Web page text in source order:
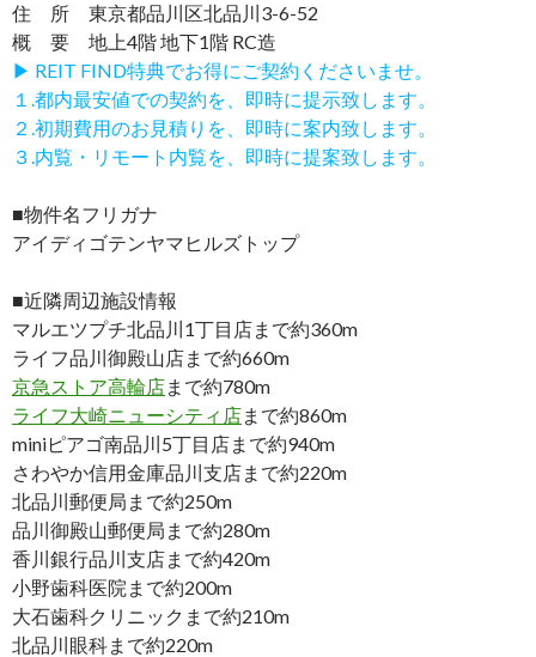
住 所 東京都品川区北品川3-6-52
概 要 地上4階 地下1階 RC造
▶ REIT FIND特典でお得にご契約くださいませ。
１.都内最安値での契約を、即時に提示致します。
２.初期費用のお見積りを、即時に案内致します。
３.内覧・リモート内覧を、即時に提案致します。
■物件名フリガナ
アイディゴテンヤマヒルズトップ
■近隣周辺施設情報
マルエツプチ北品川1丁目店まで約360m
ライフ品川御殿山店まで約660m
京急ストア高輪店まで約780m
ライフ大崎ニューシティ店まで約860m
miniピアゴ南品川5丁目店まで約940m
さわやか信用金庫品川支店まで約220m
北品川郵便局まで約250m
品川御殿山郵便局まで約280m
香川銀行品川支店まで約420m
小野歯科医院まで約200m
大石歯科クリニックまで約210m
北品川眼科まで約220m